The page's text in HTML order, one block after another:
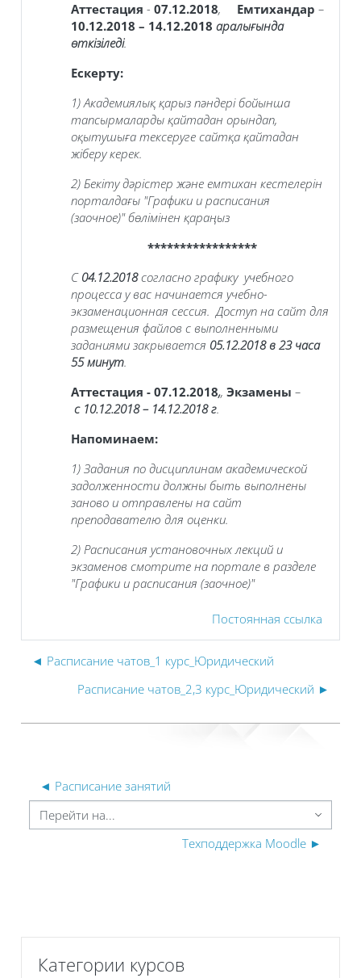
Аттестация - 07.12.2018, Емтихандар –
10.12.2018 – 14.12.2018 аралығында
өткізіледі.
Ескерту:
1) Академиялық қарыз пәндері бойынша
тапсырмаларды қайтадан орындап,
оқытушыға тексеруге сайтқа қайтадан
жіберу керек.
2) Бекіту дәрістер және емтихан кестелерін
порталдағы "Графики и расписания
(заочное)"бөлімінен қараңыз
*****************
С 04.12.2018 согласно графику учебного
процесса у вас начинается учебно-
экзаменационная сессия. Доступ на сайт для
размещения файлов с выполненными
заданиями закрывается 05.12.2018 в 23 часа
55 минут.
Аттестация - 07.12.2018,, Экзамены –
с 10.12.2018 – 14.12.2018г.
Напоминаем:
1) Задания по дисциплинам академической
задолженности должны быть выполнены
заново и отправлены на сайт
преподавателю для оценки.
2) Расписания установочных лекций и
экзаменов смотрите на портале в разделе
"Графики и расписания (заочное)"
Постоянная ссылка
◄ Расписание чатов_1 курс_Юридический
Расписание чатов_2,3 курс_Юридический ►
◄ Расписание занятий
на...
Техподдержка Moodle ►
Категории курсов